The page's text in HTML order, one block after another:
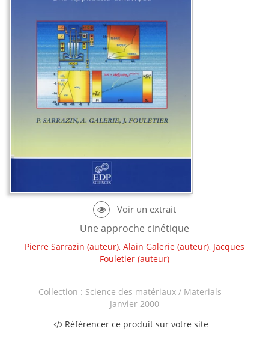
Une approche cinétique
Pierre Sarrazin (auteur), Alain Galerie (auteur), Jacques
Fouletier (auteur)
Collection : Science des matériaux / Materials
Janvier 2000
Référencer ce produit sur votre site